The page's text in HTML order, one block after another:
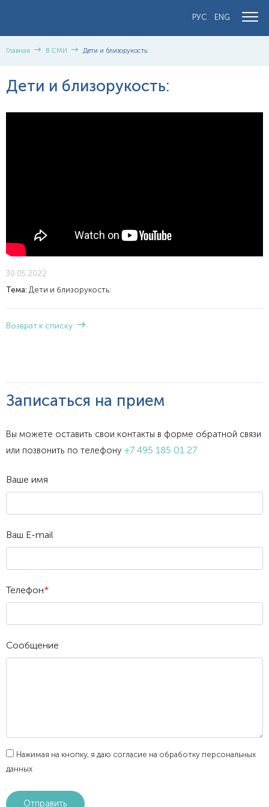
ENG
РУС
Главная В СМИ Дети и близорукость:
Дети и близорукость:
30.05.2022
Тема: Дети и близорукость:
Возврат к списку
Записаться на прием
Вы можете оставить свои контакты в форме обратной связи
или позвонить по телефону +7 495 185 01 27
Ваше имя
Ваш E-mail
Телефон*
Сообщение
Нажимая на кнопку, я даю согласие на обработку персональных
данных